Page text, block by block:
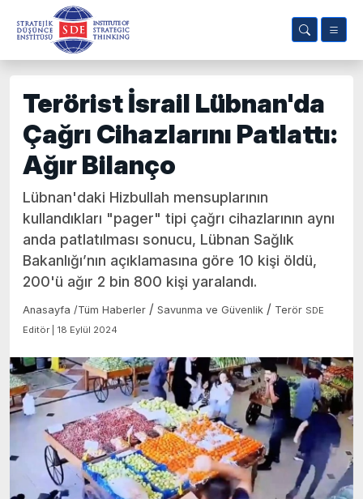
Terörist İsrail Lübnan'da
Çağrı Cihazlarını Patlattı:
Ağır Bilanço
Lübnan'daki Hizbullah mensuplarının
kullandıkları "pager" tipi çağrı cihazlarının aynı
anda patlatılması sonucu, Lübnan Sağlık
Bakanlığı’nın açıklamasına göre 10 kişi öldü,
200'ü ağır 2 bin 800 kişi yaralandı.
Anasayfa /Tüm Haberler / Savunma ve Güvenlik / Terör SDE
Editör | 18 Eylül 2024